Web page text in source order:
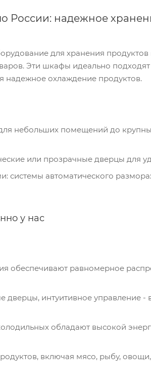
надежное
для хранения продуктов
Эти шкафы идеально
надежное охлаждение продуктов.
небольших помещений до
или прозрачные дверцы для
автоматического
у нас
обеспечивают равномерное
интуитивное управление -
обладают высокой
включая мясо, рыбу,